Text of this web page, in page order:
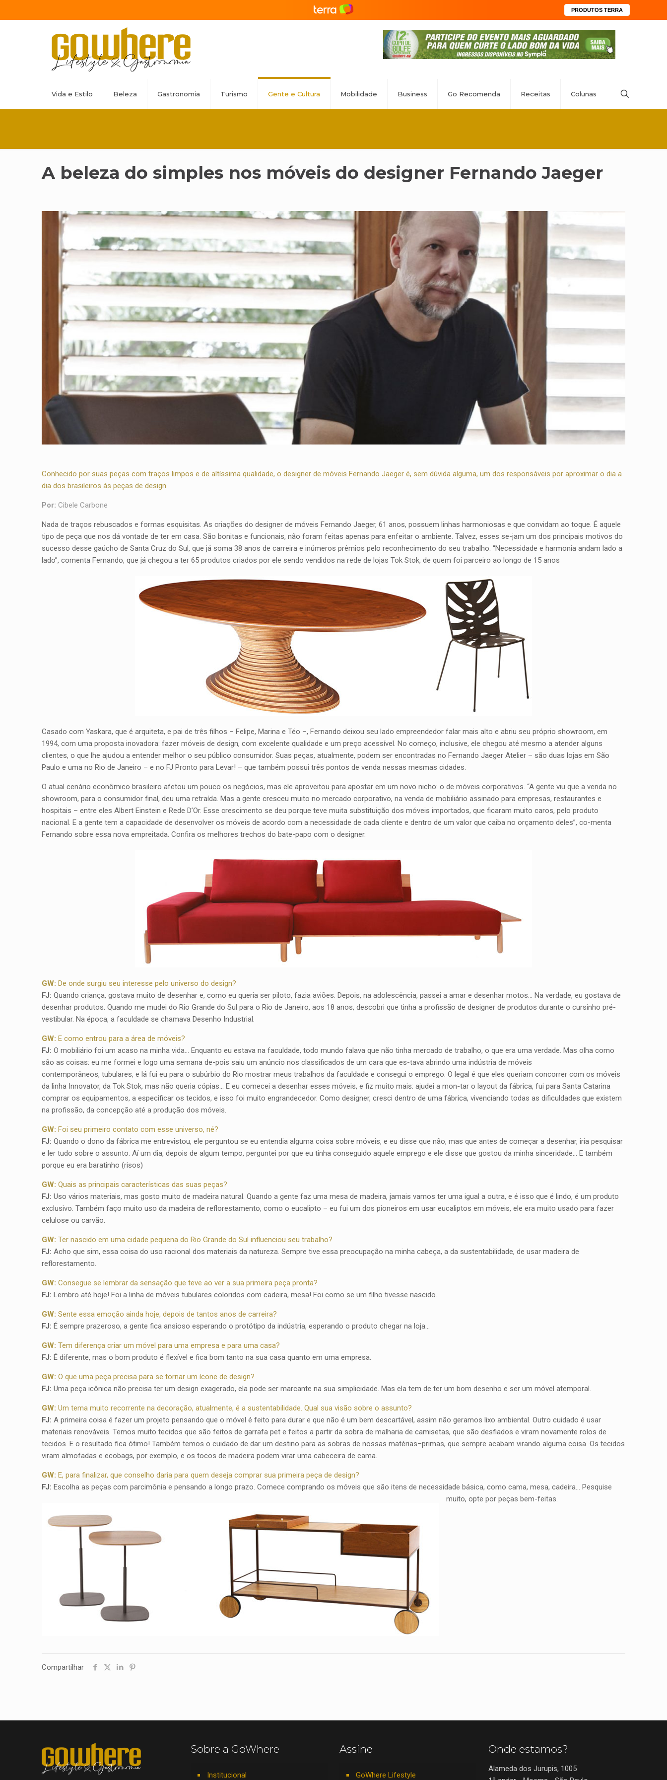
PRODUTOS TERRA
Vida e Estilo Beleza Gastronomia Turismo Gente e Cultura Mobilidade Business Go Recomenda Receitas Colunas
A beleza do simples nos móveis do designer Fernando Jaeger
Conhecido por suas peças com traços limpos e de altíssima qualidade, o designer de móveis Fernando Jaeger é, sem dúvida alguma, um dos responsáveis por aproximar o dia a
dia dos brasileiros às peças de design.
Por: Cibele Carbone
Nada de traços rebuscados e formas esquisitas. As criações do designer de móveis Fernando Jaeger, 61 anos, possuem linhas harmoniosas e que convidam ao toque. É aquele
tipo de peça que nos dá vontade de ter em casa. São bonitas e funcionais, não foram feitas apenas para enfeitar o ambiente. Talvez, esses se-jam um dos principais motivos do
sucesso desse gaúcho de Santa Cruz do Sul, que já soma 38 anos de carreira e inúmeros prêmios pelo reconhecimento do seu trabalho. “Necessidade e harmonia andam lado a
lado”, comenta Fernando, que já chegou a ter 65 produtos criados por ele sendo vendidos na rede de lojas Tok Stok, de quem foi parceiro ao longo de 15 anos
Casado com Yaskara, que é arquiteta, e pai de três filhos – Felipe, Marina e Téo –, Fernando deixou seu lado empreendedor falar mais alto e abriu seu próprio showroom, em
1994, com uma proposta inovadora: fazer móveis de design, com excelente qualidade e um preço acessível. No começo, inclusive, ele chegou até mesmo a atender alguns
clientes, o que lhe ajudou a entender melhor o seu público consumidor. Suas peças, atualmente, podem ser encontradas no Fernando Jaeger Atelier – são duas lojas em São
Paulo e uma no Rio de Janeiro – e no FJ Pronto para Levar! – que também possui três pontos de venda nessas mesmas cidades.
O atual cenário econômico brasileiro afetou um pouco os negócios, mas ele aproveitou para apostar em um novo nicho: o de móveis corporativos. “A gente viu que a venda no
showroom, para o consumidor final, deu uma retraída. Mas a gente cresceu muito no mercado corporativo, na venda de mobiliário assinado para empresas, restaurantes e
hospitais – entre eles Albert Einstein e Rede D’Or. Esse crescimento se deu porque teve muita substituição dos móveis importados, que ficaram muito caros, pelo produto
nacional. E a gente tem a capacidade de desenvolver os móveis de acordo com a necessidade de cada cliente e dentro de um valor que caiba no orçamento deles”, co-menta
Fernando sobre essa nova empreitada. Confira os melhores trechos do bate-papo com o designer.
GW: De onde surgiu seu interesse pelo universo do design?
FJ: Quando criança, gostava muito de desenhar e, como eu queria ser piloto, fazia aviões. Depois, na adolescência, passei a amar e desenhar motos… Na verdade, eu gostava de
desenhar produtos. Quando me mudei do Rio Grande do Sul para o Rio de Janeiro, aos 18 anos, descobri que tinha a profissão de designer de produtos durante o cursinho pré-
vestibular. Na época, a faculdade se chamava Desenho Industrial.
GW: E como entrou para a área de móveis?
FJ: O mobiliário foi um acaso na minha vida… Enquanto eu estava na faculdade, todo mundo falava que não tinha mercado de trabalho, o que era uma verdade. Mas olha como
são as coisas: eu me formei e logo uma semana de-pois saiu um anúncio nos classificados de um cara que es-tava abrindo uma indústria de móveis
contemporâneos, tubulares, e lá fui eu para o subúrbio do Rio mostrar meus trabalhos da faculdade e consegui o emprego. O legal é que eles queriam concorrer com os móveis
da linha Innovator, da Tok Stok, mas não queria cópias… E eu comecei a desenhar esses móveis, e fiz muito mais: ajudei a mon-tar o layout da fábrica, fui para Santa Catarina
comprar os equipamentos, a especificar os tecidos, e isso foi muito engrandecedor. Como designer, cresci dentro de uma fábrica, vivenciando todas as dificuldades que existem
na profissão, da concepção até a produção dos móveis.
GW: Foi seu primeiro contato com esse universo, né?
FJ: Quando o dono da fábrica me entrevistou, ele perguntou se eu entendia alguma coisa sobre móveis, e eu disse que não, mas que antes de começar a desenhar, iria pesquisar
e ler tudo sobre o assunto. Aí um dia, depois de algum tempo, perguntei por que eu tinha conseguido aquele emprego e ele disse que gostou da minha sinceridade… E também
porque eu era baratinho (risos)
GW: Quais as principais características das suas peças?
FJ: Uso vários materiais, mas gosto muito de madeira natural. Quando a gente faz uma mesa de madeira, jamais vamos ter uma igual a outra, e é isso que é lindo, é um produto
exclusivo. Também faço muito uso da madeira de reflorestamento, como o eucalipto – eu fui um dos pioneiros em usar eucaliptos em móveis, ele era muito usado para fazer
celulose ou carvão.
GW: Ter nascido em uma cidade pequena do Rio Grande do Sul influenciou seu trabalho?
FJ: Acho que sim, essa coisa do uso racional dos materiais da natureza. Sempre tive essa preocupação na minha cabeça, a da sustentabilidade, de usar madeira de
reflorestamento.
GW: Consegue se lembrar da sensação que teve ao ver a sua primeira peça pronta?
FJ: Lembro até hoje! Foi a linha de móveis tubulares coloridos com cadeira, mesa! Foi como se um filho tivesse nascido.
GW: Sente essa emoção ainda hoje, depois de tantos anos de carreira?
FJ: É sempre prazeroso, a gente fica ansioso esperando o protótipo da indústria, esperando o produto chegar na loja…
GW: Tem diferença criar um móvel para uma empresa e para uma casa?
FJ: É diferente, mas o bom produto é flexível e fica bom tanto na sua casa quanto em uma empresa.
GW: O que uma peça precisa para se tornar um ícone de design?
FJ: Uma peça icônica não precisa ter um design exagerado, ela pode ser marcante na sua simplicidade. Mas ela tem de ter um bom desenho e ser um móvel atemporal.
GW: Um tema muito recorrente na decoração, atualmente, é a sustentabilidade. Qual sua visão sobre o assunto?
FJ: A primeira coisa é fazer um projeto pensando que o móvel é feito para durar e que não é um bem descartável, assim não geramos lixo ambiental. Outro cuidado é usar
materiais renováveis. Temos muito tecidos que são feitos de garrafa pet e feitos a partir da sobra de malharia de camisetas, que são desfiados e viram novamente rolos de
tecidos. E o resultado fica ótimo! Também temos o cuidado de dar um destino para as sobras de nossas matérias–primas, que sempre acabam virando alguma coisa. Os tecidos
viram almofadas e ecobags, por exemplo, e os tocos de madeira podem virar uma cabeceira de cama.
GW: E, para finalizar, que conselho daria para quem deseja comprar sua primeira peça de design?
FJ: Escolha as peças com parcimônia e pensando a longo prazo. Comece comprando os móveis que são itens de necessidade básica, como cama, mesa, cadeira… Pesquise
muito, opte por peças bem-feitas.
Compartilhar
Sobre a GoWhere
Institucional
Assine
GoWhere Lifestyle
Onde estamos?
Alameda dos Jurupis, 1005